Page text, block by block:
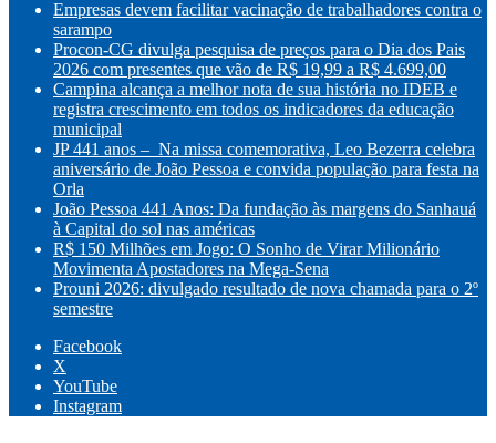
Empresas devem facilitar vacinação de trabalhadores contra o
sarampo
Procon-CG divulga pesquisa de preços para o Dia dos Pais
2026 com presentes que vão de R$ 19,99 a R$ 4.699,00
Campina alcança a melhor nota de sua história no IDEB e
registra crescimento em todos os indicadores da educação
municipal
JP 441 anos – Na missa comemorativa, Leo Bezerra celebra
aniversário de João Pessoa e convida população para festa na
Orla
João Pessoa 441 Anos: Da fundação às margens do Sanhauá
à Capital do sol nas américas
R$ 150 Milhões em Jogo: O Sonho de Virar Milionário
Movimenta Apostadores na Mega-Sena
Prouni 2026: divulgado resultado de nova chamada para o 2º
semestre
Facebook
X
YouTube
Instagram